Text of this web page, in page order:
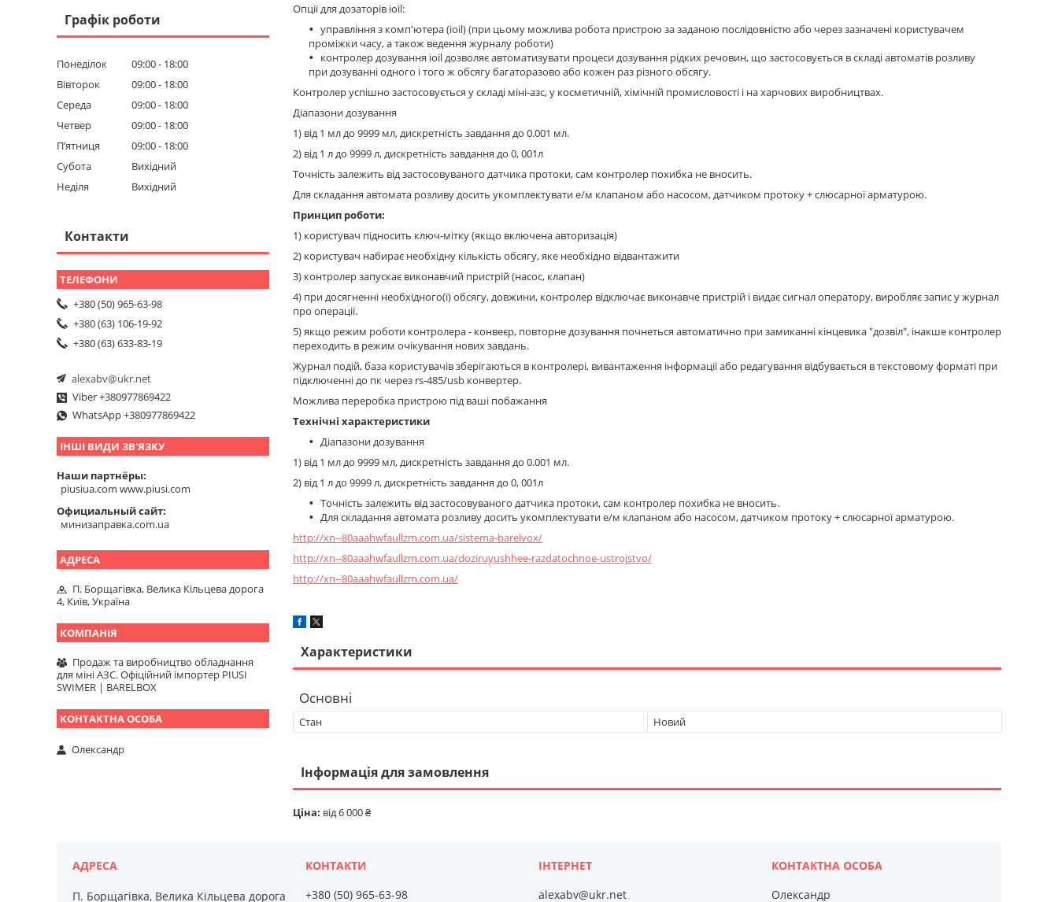
Опції для дозаторів ioil:
управління з комп'ютера (ioil) (при цьому можлива робота пристрою за заданою послідовністю або через зазначені користувачем
проміжки часу, а також ведення журналу роботи)
контролер дозування ioil дозволяє автоматизувати процеси дозування рідких речовин, що застосовується в складі автоматів розливу
при дозуванні одного і того ж обсягу багаторазово або кожен раз різного обсягу.
Контролер успішно застосовується у складі міні-азс, у косметичній, хімічній промисловості і на харчових виробництвах.
Діапазони дозування
1) від 1 мл до 9999 мл, дискретність завдання до 0.001 мл.
2) від 1 л до 9999 л, дискретність завдання до 0, 001л
Точність залежить від застосовуваного датчика протоки, сам контролер похибка не вносить.
Для складання автомата розливу досить укомплектувати е/м клапаном або насосом, датчиком протоку + слюсарної арматурою.
Принцип роботи:
1) користувач підносить ключ-мітку (якщо включена авторизація)
2) користувач набирає необхідну кількість обсягу, яке необхідно відвантажити
3) контролер запускає виконавчий пристрій (насос, клапан)
4) при досягненні необхідного(ї) обсягу, довжини, контролер відключає виконавче пристрій і видає сигнал оператору, виробляє запис у журнал
про операції.
5) якщо режим роботи контролера - конвеєр, повторне дозування почнеться автоматично при замиканні кінцевика "дозвіл", інакше контролер
переходить в режим очікування нових завдань.
Журнал подій, база користувачів зберігаються в контролері, вивантаження інформації або редагування відбувається в текстовому форматі при
підключенні до пк через rs-485/usb конвертер.
Можлива переробка пристрою під ваші побажання
Технічні характеристики
Діапазони дозування
1) від 1 мл до 9999 мл, дискретність завдання до 0.001 мл.
2) від 1 л до 9999 л, дискретність завдання до 0, 001л
Точність залежить від застосовуваного датчика протоки, сам контролер похибка не вносить.
Для складання автомата розливу досить укомплектувати е/м клапаном або насосом, датчиком протоку + слюсарної арматурою.
http://xn--80aaahwfaullzm.com.ua/sistema-barelvox/
http://xn--80aaahwfaullzm.com.ua/doziruyushhee-razdatochnoe-ustrojstvo/
http://xn--80aaahwfaullzm.com.ua/
Характеристики
Основні
Стан Новий
Інформація для замовлення
Ціна: від 6 000 ₴
Графік роботи
Понеділок 09:00
18:00
Вівторок
09:00
18:00
Середа
09:00
18:00
Четвер
09:00
18:00
Пʼятниця
09:00
18:00
Субота
Вихідний
Неділя
Вихідний
Контакти
+380 (50) 965-63-98
+380 (63) 106-19-92
+380 (63) 633-83-19
alexabv@ukr.net
Viber +380977869422
WhatsApp +380977869422
ІНШІ ВИДИ ЗВ'ЯЗКУ
Наши партнёры
piusiua.com www.piusi.com
Официальный сайт
минизаправка.com.ua
П. Борщагівка, Велика Кільцева дорога
4, Київ, Україна
Продаж та виробництво обладнання
для міні АЗС. Офіційний імпортер PIUSI
SWIMER | BARELBOX
Олександр
П. Борщагівка, Велика Кільцева дорога +380 (50) 965-63-98 alexabv@ukr.net Олександр